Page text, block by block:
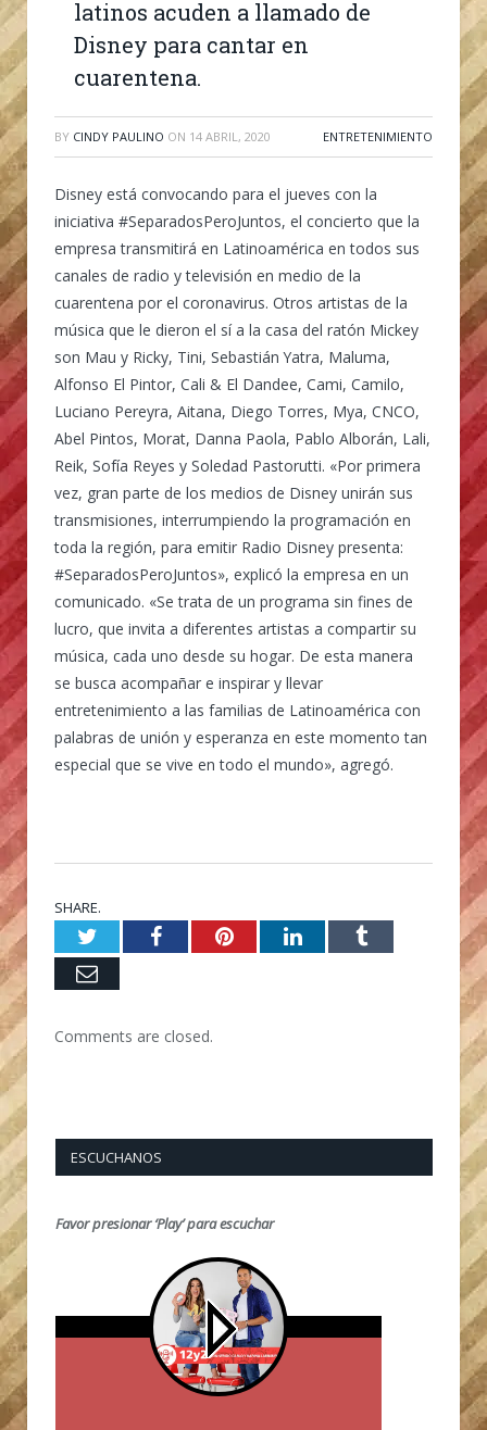
latinos acuden a llamado de
Disney para cantar en
cuarentena.
BY CINDY PAULINO ON 14 ABRIL, 2020 ENTRETENIMIENTO
Disney está convocando para el jueves con la
iniciativa #SeparadosPeroJuntos, el concierto que la
empresa transmitirá en Latinoamérica en todos sus
canales de radio y televisión en medio de la
cuarentena por el coronavirus. Otros artistas de la
música que le dieron el sí a la casa del ratón Mickey
son Mau y Ricky, Tini, Sebastián Yatra, Maluma,
Alfonso El Pintor, Cali & El Dandee, Cami, Camilo,
Luciano Pereyra, Aitana, Diego Torres, Mya, CNCO,
Abel Pintos, Morat, Danna Paola, Pablo Alborán, Lali,
Reik, Sofía Reyes y Soledad Pastorutti. «Por primera
vez, gran parte de los medios de Disney unirán sus
transmisiones, interrumpiendo la programación en
toda la región, para emitir Radio Disney presenta:
#SeparadosPeroJuntos», explicó la empresa en un
comunicado. «Se trata de un programa sin fines de
lucro, que invita a diferentes artistas a compartir su
música, cada uno desde su hogar. De esta manera
se busca acompañar e inspirar y llevar
entretenimiento a las familias de Latinoamérica con
palabras de unión y esperanza en este momento tan
especial que se vive en todo el mundo», agregó.
SHARE.
TwitterFacebookPinterestLinkedInTumblr
Email
Comments are closed.
ESCUCHANOS
Favor presionar ‘Play’ para escuchar